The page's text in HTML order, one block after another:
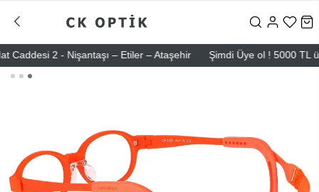
2 - Nişantaşı – Etiler – Ataşehir Şimdi Üye ol ! 5000 TL üzeri